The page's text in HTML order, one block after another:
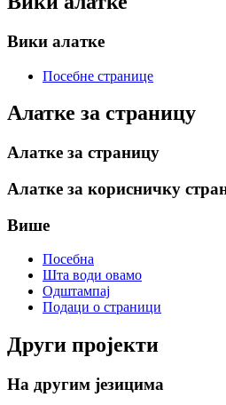
Вики алатке
Посебне странице
Алатке за страницу
Алатке за страницу
Алатке за корисничку
Више
Посебна
Шта води овамо
Одштампај
Подаци о страници
Други пројекти
На другим језицима